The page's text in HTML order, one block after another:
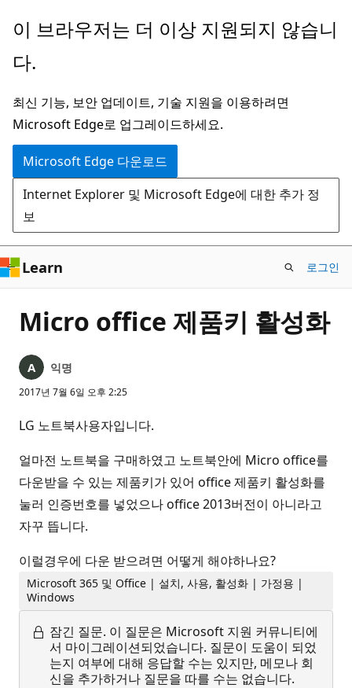
주
콘
츠
로
건
너
뛰
기
이 브라우저는 더 이상 지원되지 않습니
다.
최신 기능, 보안 업데이트, 기술 지원을 이용하려면
Microsoft Edge로 업그레이드하세요.
Microsoft Edge 다운로드
Internet Explorer 및 Microsoft Edge에 대한 추가 정
보
Learn 로그인
Micro office 제품키 활성화
익명
2017년 7월 6일 오후 2:25
LG 노트북사용자입니다.
얼마전 노트북을 구매하였고 노트북안에 Micro office를
다운받을 수 있는 제품키가 있어 office 제품키 활성화를
눌러 인증번호를 넣었으나 office 2013버전이 아니라고
자꾸 뜹니다.
이럴경우에 다운 받으려면 어떻게 해야하나요?
Microsoft 365 및 Office | 설치, 사용, 활성화 | 가정용 |
Windows
잠긴 질문. 이 질문은 Microsoft 지원 커뮤니티에
서 마이그레이션되었습니다. 질문이 도움이 되었
는지 여부에 대해 응답할 수는 있지만, 메모나 회
신을 추가하거나 질문을 따를 수는 없습니다.